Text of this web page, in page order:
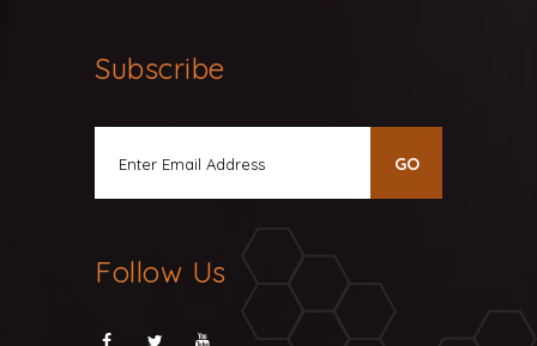
Subscribe
Follow Us